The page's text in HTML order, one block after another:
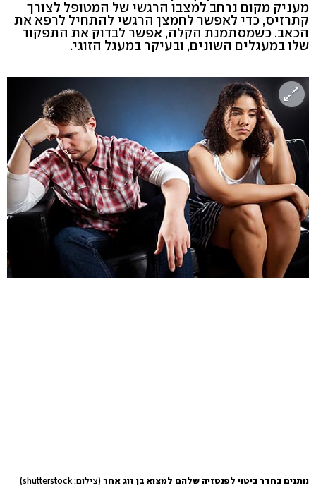
מעניק מקום נרחב למצבו הרגשי של המטופל לצורך
קתרזיס, כדי לאפשר לחמצן הרגשי להתחיל לרפא את
הכאב. כשמסתמנת הקלה, אפשר לבדוק את התפקוד
שלו במעגלים השונים, ובעיקר במעגל הזוגי.
נותנים בחדר ביטוי לפנטזיה שלהם למצוא בן זוג אחר (צילום: shutterstock)